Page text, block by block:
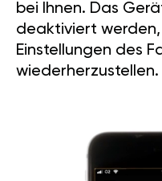
bei Ihnen. Das
deaktiviert
Einstellungen des
wiederherzustellen.